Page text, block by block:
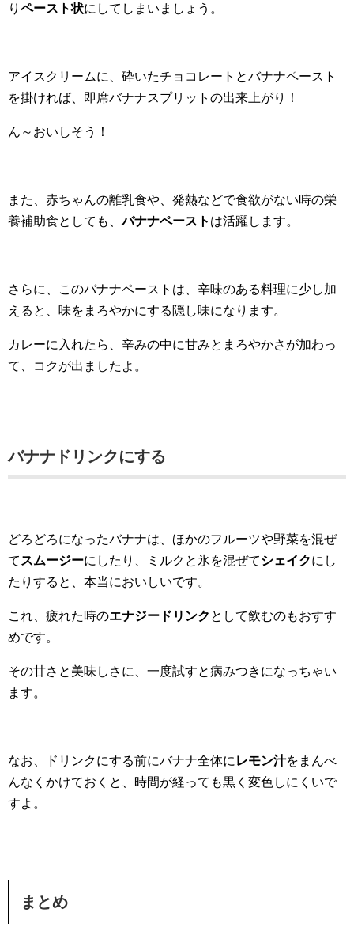
り ペースト状にしてしまいましょう。
アイスクリームに、砕いたチョコレートとバナナペースト
を掛ければ、即席バナナスプリットの出来上がり！
ん～おいしそう！
また、赤ちゃんの離乳食や、発熱などで食欲がない時の栄
養補助食としても、バナナペースト は活躍します。
さらに、このバナナペーストは、辛味のある料理に少し加
えると、味をまろやかにする隠し味になります。
カレーに入れたら、辛みの中に甘みとまろやかさが加わっ
て、コクが出ましたよ。
バナナドリンクにする
どろどろになったバナナは、ほかのフルーツや野菜を混ぜ
て スムージーにしたり、ミルクと氷を混ぜてシェイクにし
たりすると、本当においしいです。
これ、疲れた時のエナジードリンク として飲むのもおすす
めです。
その甘さと美味しさに、一度試すと病みつきになっちゃい
ます。
なお、ドリンクにする前にバナナ全体に レモン汁をまんべ
んなくかけておくと、時間が経っても黒く変色しにくいで
すよ。
まとめ